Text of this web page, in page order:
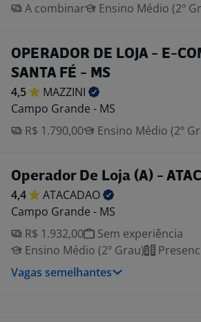
A combinar
Ensino Médio (2º
OPERADOR DE LOJA - E-
SANTA FÉ - MS
4,5
MAZZINI
Campo Grande - MS
R$ 1.790,00
Ensino Médio (2º
Operador De Loja (A) -
4,4
ATACADAO
Campo Grande - MS
R$ 1.932,00
Sem experiência
Ensino Médio (2º Grau)
Vagas semelhantes